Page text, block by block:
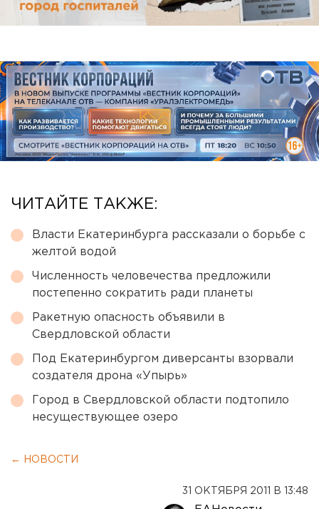
ЧИТАЙТЕ ТАКЖЕ:
Власти Екатеринбурга рассказали о борьбе с
желтой водой
Численность человечества предложили
постепенно сократить ради планеты
Ракетную опасность объявили в
Свердловской области
Под Екатеринбургом диверсанты взорвали
создателя дрона «Упырь»
Город в Свердловской области подтопило
несуществующее озеро
← НОВОСТИ
31 ОКТЯБРЯ 2011 В 13:48